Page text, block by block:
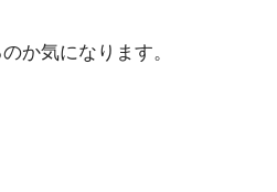
か気になります。